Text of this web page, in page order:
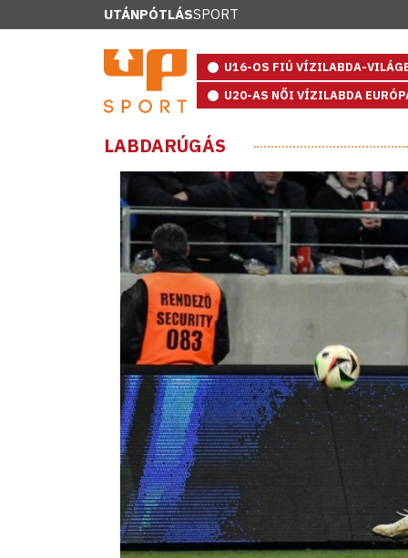
UTÁNPÓTLÁSSPORT
U16-OS FIÚ VÍZILABDA-
U20-AS NŐI VÍZILABDA
LABDARÚGÁS